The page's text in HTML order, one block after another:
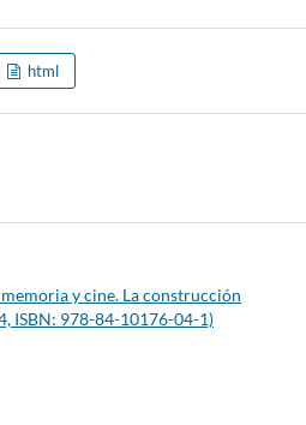
html
y cine. La construcción
ISBN: 978-84-10176-04-1)